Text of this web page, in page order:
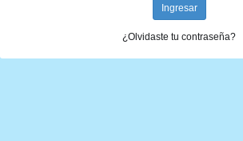
¿Olvidaste tu contraseña?